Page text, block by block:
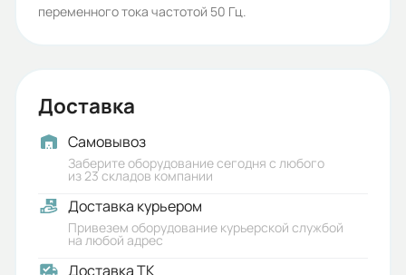
Серия:
5АИ
Iп/Iн:
Ток статора:
переменного тока частотой 50 Гц.
Доставка
Самовывоз
Заберите оборудование сегодня с любого
из 23 складов компании
Доставка курьером
Привезем оборудование курьерской службой
на любой адрес
Доставка ТК